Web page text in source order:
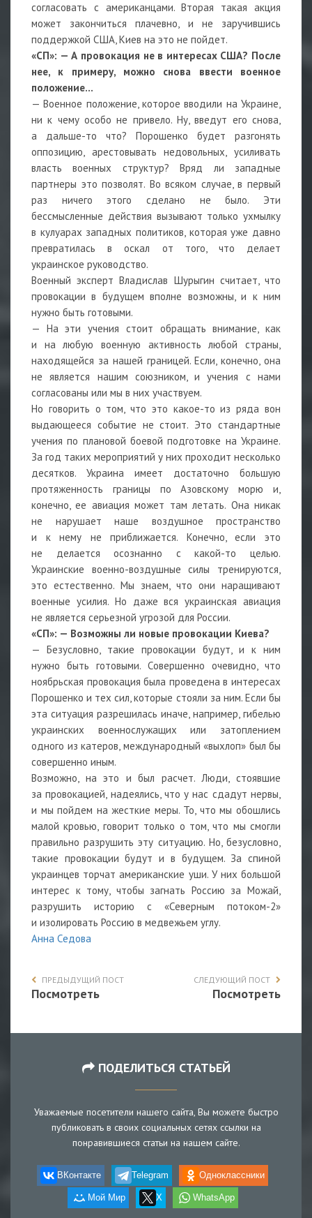
согласовать с американцами. Вторая такая акция
может закончиться плачевно, и не заручившись
поддержкой США, Киев на это не пойдет.
«СП»: — А провокация не в интересах США? После
нее, к примеру, можно снова ввести военное
положение…
— Военное положение, которое вводили на Украине,
ни к чему особо не привело. Ну, введут его снова,
а дальше-то что? Порошенко будет разгонять
оппозицию, арестовывать недовольных, усиливать
власть военных структур? Вряд ли западные
партнеры это позволят. Во всяком случае, в первый
раз ничего этого сделано не было. Эти
бессмысленные действия вызывают только ухмылку
в кулуарах западных политиков, которая уже давно
превратилась в оскал от того, что делает
украинское руководство.
Военный эксперт Владислав Шурыгин считает, что
провокации в будущем вполне возможны, и к ним
нужно быть готовыми.
— На эти учения стоит обращать внимание, как
и на любую военную активность любой страны,
находящейся за нашей границей. Если, конечно, она
не является нашим союзником, и учения с нами
согласованы или мы в них участвуем.
Но говорить о том, что это какое-то из ряда вон
выдающееся событие не стоит. Это стандартные
учения по плановой боевой подготовке на Украине.
За год таких мероприятий у них проходит несколько
десятков. Украина имеет достаточно большую
протяженность границы по Азовскому морю и,
конечно, ее авиация может там летать. Она никак
не нарушает наше воздушное пространство
и к нему не приближается. Конечно, если это
не делается осознанно с какой-то целью.
Украинские военно-воздушные силы тренируются,
это естественно. Мы знаем, что они наращивают
военные усилия. Но даже вся украинская авиация
не является серьезной угрозой для России.
«СП»: — Возможны ли новые провокации Киева?
— Безусловно, такие провокации будут, и к ним
нужно быть готовыми. Совершенно очевидно, что
ноябрьская провокация была проведена в интересах
Порошенко и тех сил, которые стояли за ним. Если бы
эта ситуация разрешилась иначе, например, гибелью
украинских военнослужащих или затоплением
одного из катеров, международный «выхлоп» был бы
совершенно иным.
Возможно, на это и был расчет. Люди, стоявшие
за провокацией, надеялись, что у нас сдадут нервы,
и мы пойдем на жесткие меры. То, что мы обошлись
малой кровью, говорит только о том, что мы смогли
правильно разрушить эту ситуацию. Но, безусловно,
такие провокации будут и в будущем. За спиной
украинцев торчат американские уши. У них большой
интерес к тому, чтобы загнать Россию за Можай,
разрушить историю с «Северным потоком-2»
и изолировать Россию в медвежьем углу.
Анна Седова
ПРЕДЫДУЩИЙ ПОСТ
Посмотреть
СЛЕДУЮЩИЙ ПОСТ
Посмотреть
ПОДЕЛИТЬСЯ СТАТЬЕЙ
Уважаемые посетители нашего сайта, Вы можете быстро
публиковать в своих социальных сетях ссылки на
понравившиеся статьи на нашем сайте.
ВКонтакте Telegram Одноклассники
Мой Мир X WhatsApp